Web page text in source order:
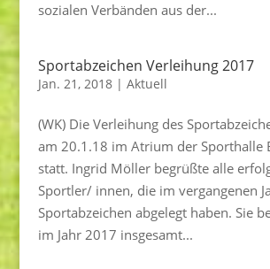
sozialen Verbänden aus der...
Sportabzeichen Verleihung 2017
Jan. 21, 2018| Aktuell
(WK) Die Verleihung des
am 20.1.18 im Atrium der Sporthalle
statt. Ingrid Möller begrüßte alle
Sportler/ innen, die im vergangenen
Sportabzeichen abgelegt haben. Sie
im Jahr 2017 insgesamt...